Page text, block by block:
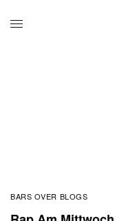
BARS OVER BLOGS